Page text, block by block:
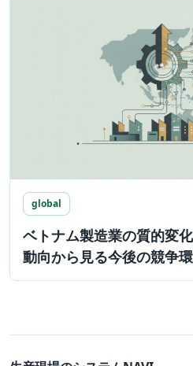
global
ベトナム製造業の質的変
動向から見る今後の競争